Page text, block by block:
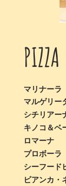
​PIZZA
マリナーラ
マルゲリー
シチリアー
キノコ＆ベ
ロマーナ
プロボーラ
シーフード
ビアンカ・